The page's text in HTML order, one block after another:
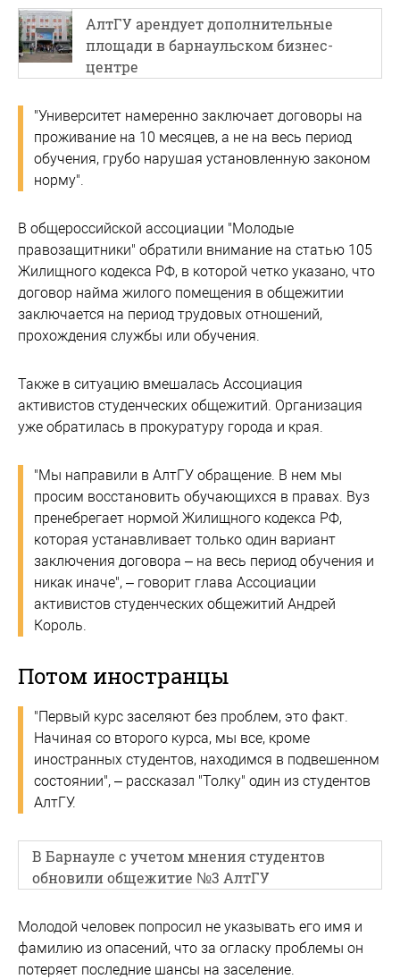
АлтГУ арендует дополнительные
площади в барнаульском бизнес-
центре
"Университет намеренно заключает договоры на
проживание на 10 месяцев, а не на весь период
обучения, грубо нарушая установленную законом
норму".
В общероссийской ассоциации "Молодые
правозащитники" обратили внимание на статью 105
Жилищного кодекса РФ, в которой четко указано, что
договор найма жилого помещения в общежитии
заключается на период трудовых отношений,
прохождения службы или обучения.
Также в ситуацию вмешалась Ассоциация
активистов студенческих общежитий. Организация
уже обратилась в прокуратуру города и края.
"Мы направили в АлтГУ обращение. В нем мы
просим восстановить обучающихся в правах. Вуз
пренебрегает нормой Жилищного кодекса РФ,
которая устанавливает только один вариант
заключения договора – на весь период обучения и
никак иначе", – говорит глава Ассоциации
активистов студенческих общежитий Андрей
Король.
Потом иностранцы
"Первый курс заселяют без проблем, это факт.
Начиная со второго курса, мы все, кроме
иностранных студентов, находимся в подвешенном
состоянии", – рассказал "Толку" один из студентов
АлтГУ.
В Барнауле с учетом мнения студентов
обновили общежитие №3 АлтГУ
Молодой человек попросил не указывать его имя и
фамилию из опасений, что за огласку проблемы он
потеряет последние шансы на заселение.